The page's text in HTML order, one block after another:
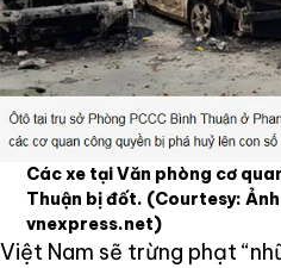
Các xe tại Văn phòng cơ
Thuận bị đốt. (Courtesy:
vnexpress.net)
Việt Nam sẽ trừng phạt